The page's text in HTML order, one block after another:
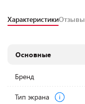
ХарактеристикиОтзывы
Основные
Бренд
Тип экрана